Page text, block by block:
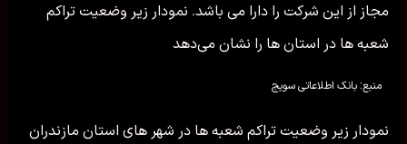
مجاز از این شرکت را دارا می باشد. نمودار زیر وضعیت تراکم
شعبه ها در استان ها را نشان می‌دهد
منبع: بانک اطلاعاتی سویج
نمودار زیر وضعیت تراکم شعبه ها در شهر های استان مازندران